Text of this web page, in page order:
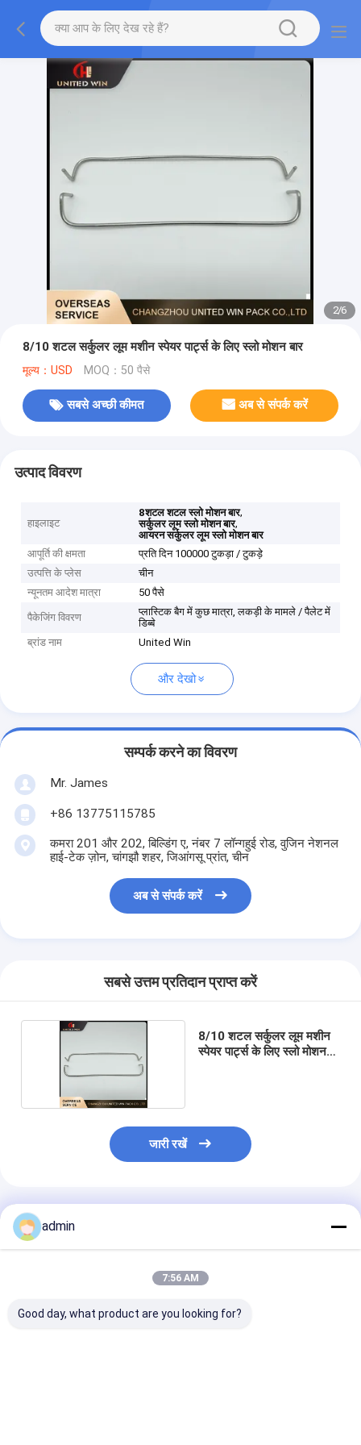
2/6
8/10 शटल सर्कुलर लूम मशीन स्पेयर पार्ट्स के लिए स्लो मोशन बार
मूल्य：USD MOQ：50 पैसे
सबसे अच्छी कीमत अब से संपर्क करें
उत्पाद विवरण
हाइलाइट
8शटल शटल स्लो मोशन बार,
सर्कुलर लूम स्लो मोशन बार,
आयरन सर्कुलर लूम स्लो मोशन बार
आपूर्ति की क्षमता
प्रति दिन 100000 टुकड़ा / टुकड़े
उत्पत्ति के प्लेस
चीन
न्यूनतम आदेश मात्रा
50 पैसे
पैकेजिंग विवरण
प्लास्टिक बैग में कुछ मात्रा, लकड़ी के मामले / पैलेट में
डिब्बे
ब्रांड नाम
United Win
और देखो
सम्पर्क करने का विवरण
Mr. James
+86 13775115785
कमरा 201 और 202, बिल्डिंग ए, नंबर 7 लॉन्गहुई रोड, वुजिन नेशनल
हाई-टेक ज़ोन, चांगझौ शहर, जिआंगसू प्रांत, चीन
अब से संपर्क करें
सबसे उत्तम प्रतिदान प्राप्त करें
8/10 शटल सर्कुलर लूम मशीन
स्पेयर पार्ट्स के लिए स्लो मोशन
जारी रखें
अनुशंसित उत्पाद
admin
7:56 AM
Good day, what product are you looking for?